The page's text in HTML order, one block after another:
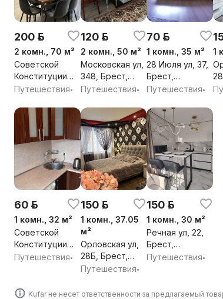
200 р.
2 комн., 70 м²
Советской
Конституции
ул, 3А, Брест,
Путешествия•
120 р.
2 комн., 50 м²
Московская ул,
348, Брест,
Брестская обл.
Путешествия•
70 р.
1 комн., 35 м²
28 Июля ул, 37,
Брест,
Брестская обл.
Путешествия•
1
60 р.
1 комн., 32 м²
Советской
Конституции
ул, 18, Брест,
Путешествия•
150 р.
1 комн., 37.05
м²
Орловская ул,
28Б, Брест,
Брестская обл.
Путешествия•
150 р.
1 комн., 30 м²
Речная ул, 22,
Брест,
Брестская обл.
Путешествия•
Kufar не несет ответственности за предлагаемый